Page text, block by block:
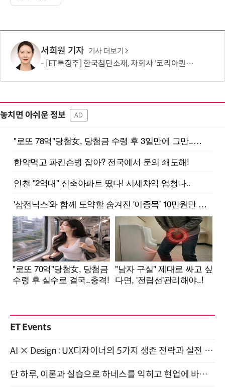
서희원 기자 기사 더보기
[ET특징주] 한국첨단소재, 자회사 '코리아퀀텀' QOBLIB 등재에 기대감… 주가 上
놓치면 아쉬운 정보 AD
ET Events
AI × Design : UX디자이너의 5가지 생존 전략과 실전 대응 8월 28일 개최
단 하루, 이론과 실습으로 하네스를 익히고 현업에 바로 쓰는 핸즈온 워크숍 (8/20)